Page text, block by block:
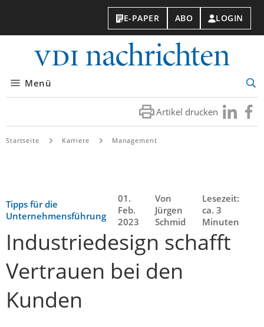
E-PAPER ABO LOGIN
Menü
Artikel drucken Besuchen
Sie
Sie
Startseite Karriere Management
Tipps für die
Unternehmensführung
01.
Feb.
2023
Von
Jürgen
Schmid
Lesezeit:
ca. 3
Minuten
Industriedesign schafft
Vertrauen bei den
Kunden